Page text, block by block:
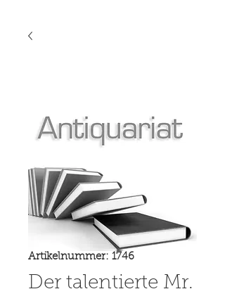
Artikelnummer: 1746
Der talentierte Mr.